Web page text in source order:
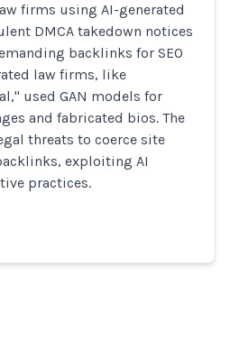
firms using AI-generated
DMCA takedown notices
backlinks for SEO
law firms, like
used GAN models for
and fabricated bios. The
threats to coerce site
exploiting AI
practices.